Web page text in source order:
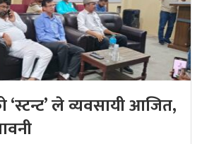
‘स्टन्ट’ ले व्यवसायी आजित,